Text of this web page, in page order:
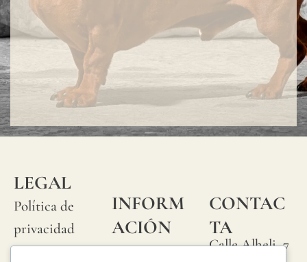
LEGAL
Política de
privacidad
INFORM
ACIÓN
Preguntas
CONTAC
TA
Calle Alheli, 7